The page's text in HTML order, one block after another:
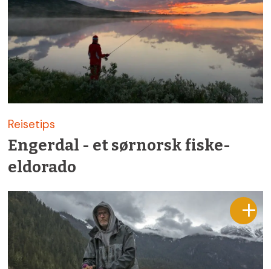
Reisetips
Engerdal - et sør­norsk fiske­
eldorado